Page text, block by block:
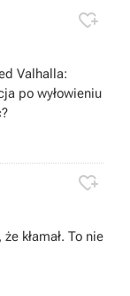

Valhalla:
po wyłowieniu

kłamał. To nie